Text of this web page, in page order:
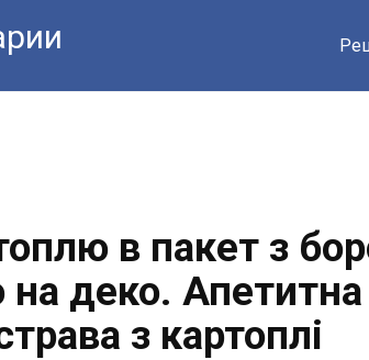
в пакет з
деко. Апетитна
з картоплі